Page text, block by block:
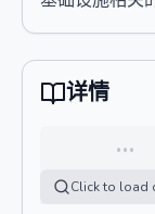
详情
…
Click to load